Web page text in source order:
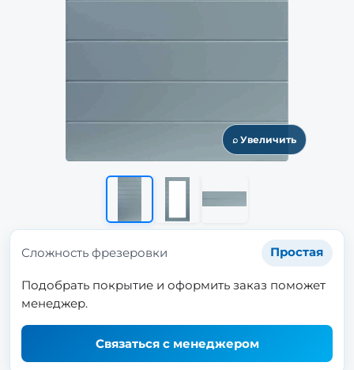
⌕ Увеличить
Сложность фрезеровки Простая
Подобрать покрытие и оформить заказ поможет
менеджер.
Связаться с менеджером